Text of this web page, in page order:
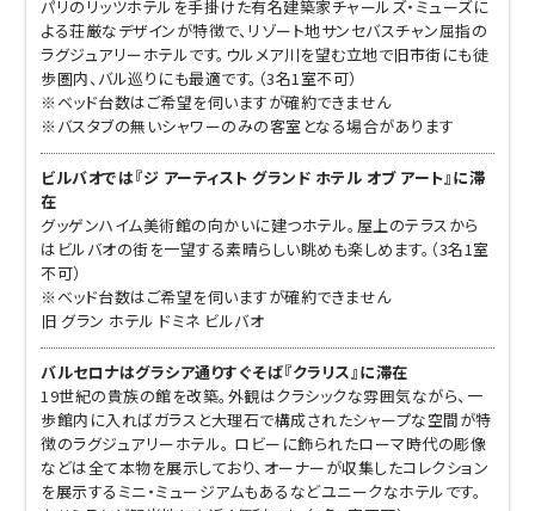
パリのリッツホテルを手掛けた有名建築家チャールズ・ミューズに
よる荘厳なデザインが特徴で、リゾート地サンセバスチャン屈指の
ラグジュアリーホテルです。ウルメア川を望む立地で旧市街にも徒
歩圏内、バル巡りにも最適です。（3名1室不可）
※ベッド台数はご希望を伺いますが確約できません
※バスタブの無いシャワーのみの客室となる場合があります
ビルバオでは『ジ アーティスト グランド ホテル オブ アート』に滞
在
グッゲンハイム美術館の向かいに建つホテル。屋上のテラスから
はビルバオの街を一望する素晴らしい眺めも楽しめます。（3名1室
不可）
※ベッド台数はご希望を伺いますが確約できません
旧 グラン ホテル ドミネ ビルバオ
バルセロナはグラシア通りすぐそば『クラリス』に滞在
19世紀の貴族の館を改築。外観はクラシックな雰囲気ながら、一
歩館内に入ればガラスと大理石で構成されたシャープな空間が特
徴のラグジュアリーホテル。 ロビーに飾られたローマ時代の彫像
などは全て本物を展示しており、オーナーが収集したコレクション
を展示するミニ・ミュージアムもあるなどユニークなホテルです。